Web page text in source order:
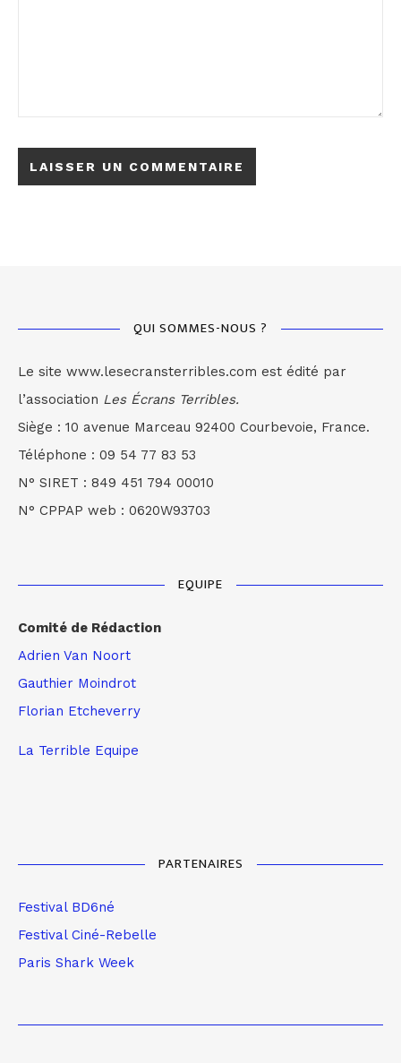
QUI SOMMES-NOUS ?
Le site www.lesecransterribles.com est édité par
l’association Les Écrans Terribles.
Siège : 10 avenue Marceau 92400 Courbevoie, France.
Téléphone : 09 54 77 83 53
N° SIRET : 849 451 794 00010
N° CPPAP web : 0620W93703
EQUIPE
Comité de Rédaction
Adrien Van Noort
Gauthier Moindrot
Florian Etcheverry
La Terrible Equipe
PARTENAIRES
Festival BD6né
Festival Ciné-Rebelle
Paris Shark Week